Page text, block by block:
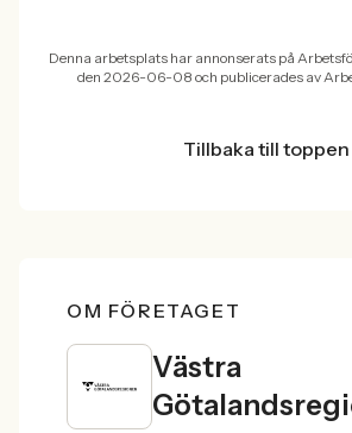
Denna arbetsplats har annonserats på
den 2026-06-08 och publicerades av
Tillbaka till toppen
OM FÖRETAGET
Västra